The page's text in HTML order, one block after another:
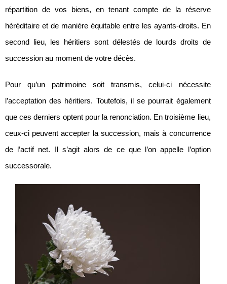
répartition de vos biens, en tenant compte de la réserve
héréditaire et de manière équitable entre les ayants-droits. En
second lieu, les héritiers sont délestés de lourds droits de
succession au moment de votre décès.
Pour qu’un patrimoine soit transmis, celui-ci nécessite
l’acceptation des héritiers. Toutefois, il se pourrait également
que ces derniers optent pour la renonciation. En troisième lieu,
ceux-ci peuvent accepter la succession, mais à concurrence
de l’actif net. Il s’agit alors de ce que l’on appelle l’option
successorale.